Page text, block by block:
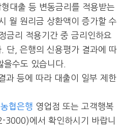
대출 등 변동금리를 적용받는
월 원리금 상환액이 증가할 수
금리 적용기간 중 금리인하요
단, 은행의 신용평가 결과에 따
을수도 있습니다.
과 등에 따라 대출이 일부 제한
협은행 영업점 또는 고객행복
에서 확인하시기 바랍니